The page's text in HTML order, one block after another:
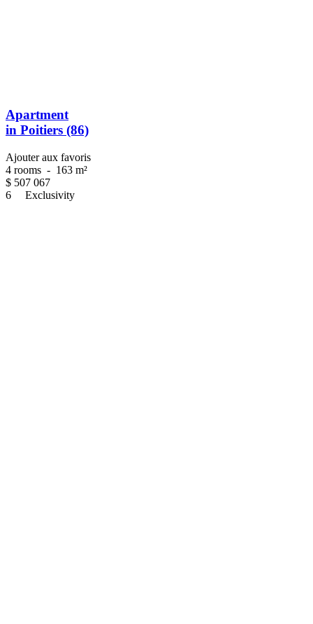
Apartment
in Poitiers (86)
Ajouter aux favoris
4 rooms - 163 m²
$ 507 067
6
Exclusivity